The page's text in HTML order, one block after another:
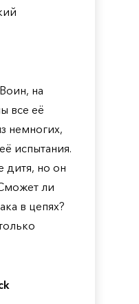
на
все её
немногих,
испытания.
дитя, но он
ли
в цепях?